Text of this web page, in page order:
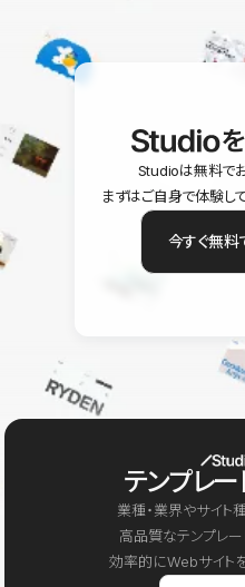
Studioは無料で
まずはご自身で体験し
今すぐ無料
テンプレ
業種・業界やサイト
高品質なテンプレー
効率的にWebサイト